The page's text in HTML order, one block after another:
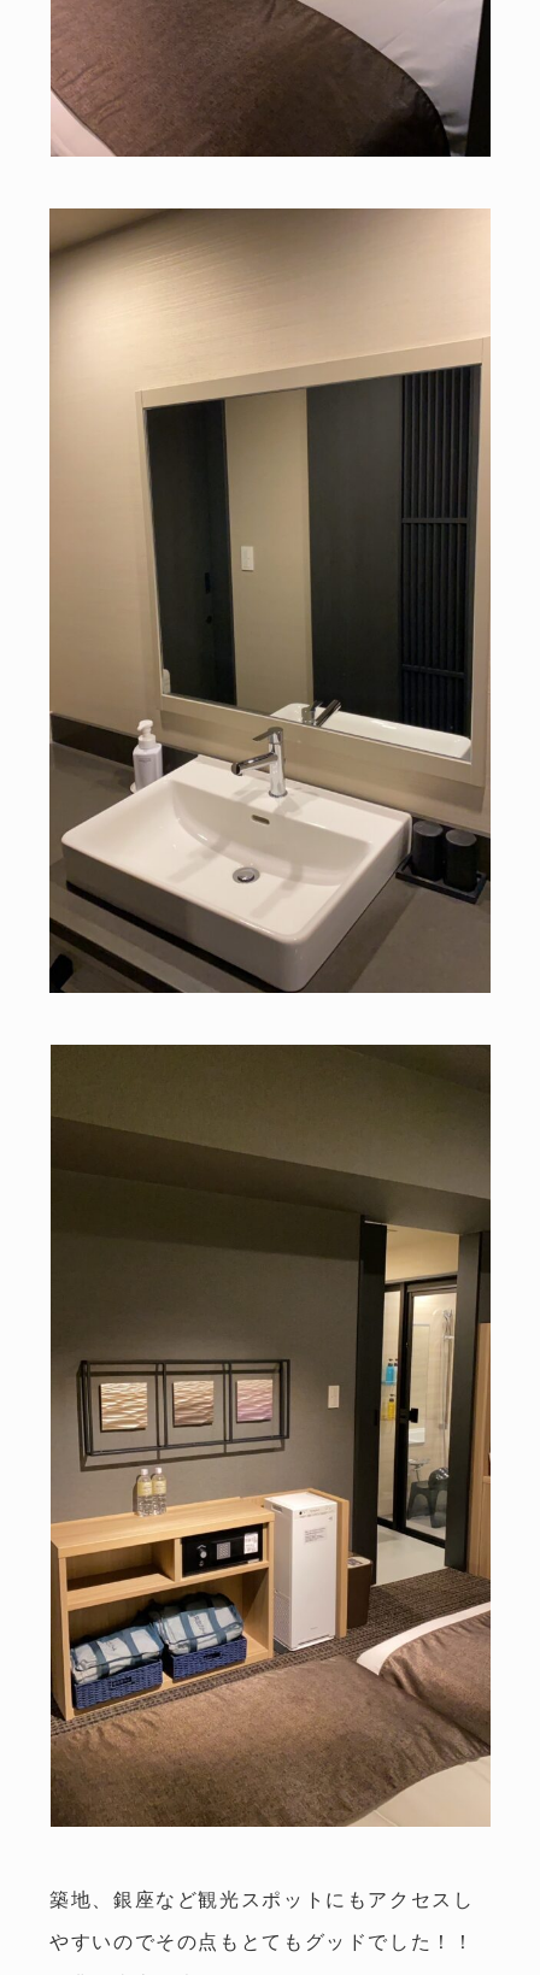
CEDAR 注文住宅 COZY
松本
リフォーム・不動産
トップ
施工事例
家づくりの流れ
スタッフ紹介
イベント情報
お知らせ
築地、銀座など観光スポットにもアクセスし
やすいのでその点もとてもグッドでした！！